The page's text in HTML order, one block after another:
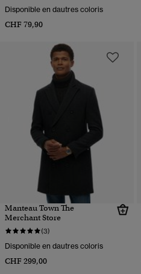
Disponible en dautres coloris
CHF 79,90
Manteau Town The
Merchant Store
(3)
Disponible en dautres coloris
CHF 299,00